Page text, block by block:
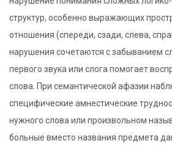
структур, особенно выражающих
отношения (спереди, сзади, слева,
нарушения сочетаются с забыванием
первого звука или слога помогает
слова. При семантической афазии
специфические амнестические
нужного слова или произвольном
больные вместо названия предмета